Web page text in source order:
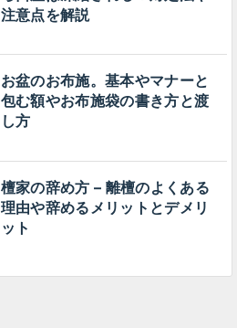
注意点を解説
お盆のお布施。基本やマナーと
包む額やお布施袋の書き方と渡
し方
檀家の辞め方 – 離檀のよくある
理由や辞めるメリットとデメリ
ット